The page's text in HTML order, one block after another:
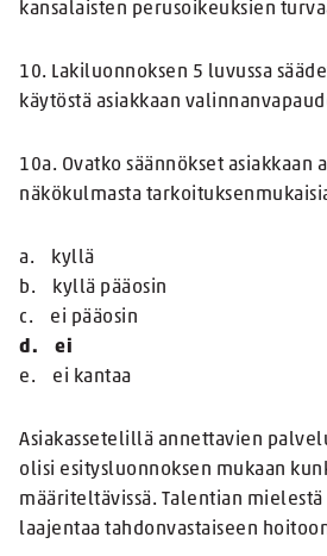
kansalaisten perusoikeuksien
10. Lakiluonnoksen 5 luvussa
käytöstä asiakkaan
10a. Ovatko säännökset asiakkaan
näkökulmasta
a. kyllä
b. kyllä pääosin
c. ei pääosin
d. ei
e. ei kantaa
Asiakassetelillä annettavien
olisi esitysluonnoksen mukaan
määriteltävissä. Talentian
laajentaa tahdonvastaiseen